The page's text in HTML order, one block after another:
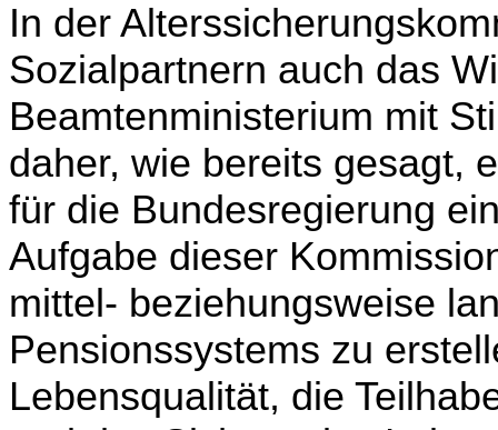
In der
Sozialpartnern auch das
Beamtenministerium mit
daher, wie bereits gesagt,
für die Bundesregierung
Aufgabe dieser
mittel- beziehungsweise
Pensionssystems zu
Lebensqualität, die